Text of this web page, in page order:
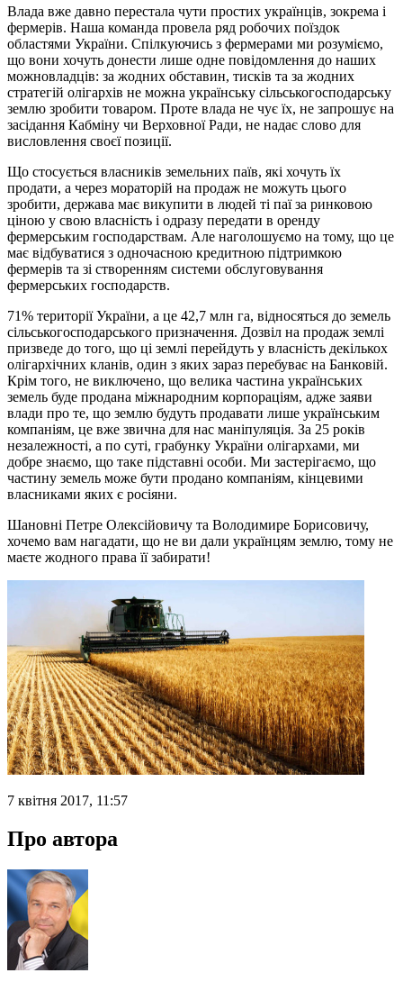
Влада вже давно перестала чути простих українців, зокрема і
фермерів. Наша команда провела ряд робочих поїздок
областями України. Спілкуючись з фермерами ми розуміємо,
що вони хочуть донести лише одне повідомлення до наших
можновладців: за жодних обставин, тисків та за жодних
стратегій олігархів не можна українську сільськогосподарську
землю зробити товаром. Проте влада не чує їх, не запрошує на
засідання Кабміну чи Верховної Ради, не надає слово для
висловлення своєї позиції.
Що стосується власників земельних паїв, які хочуть їх
продати, а через мораторій на продаж не можуть цього
зробити, держава має викупити в людей ті паї за ринковою
ціною у свою власність і одразу передати в оренду
фермерським господарствам. Але наголошуємо на тому, що це
має відбуватися з одночасною кредитною підтримкою
фермерів та зі створенням системи обслуговування
фермерських господарств.
71% території України, а це 42,7 млн га, відносяться до земель
сільськогосподарського призначення. Дозвіл на продаж землі
призведе до того, що ці землі перейдуть у власність декількох
олігархічних кланів, один з яких зараз перебуває на Банковій.
Крім того, не виключено, що велика частина українських
земель буде продана міжнародним корпораціям, адже заяви
влади про те, що землю будуть продавати лише українським
компаніям, це вже звична для нас маніпуляція. За 25 років
незалежності, а по суті, грабунку України олігархами, ми
добре знаємо, що таке підставні особи. Ми застерігаємо, що
частину земель може бути продано компаніям, кінцевими
власниками яких є росіяни.
Шановні Петре Олексійовичу та Володимире Борисовичу,
хочемо вам нагадати, що не ви дали українцям землю, тому не
маєте жодного права її забирати!
7 квітня 2017, 11:57
Про автора